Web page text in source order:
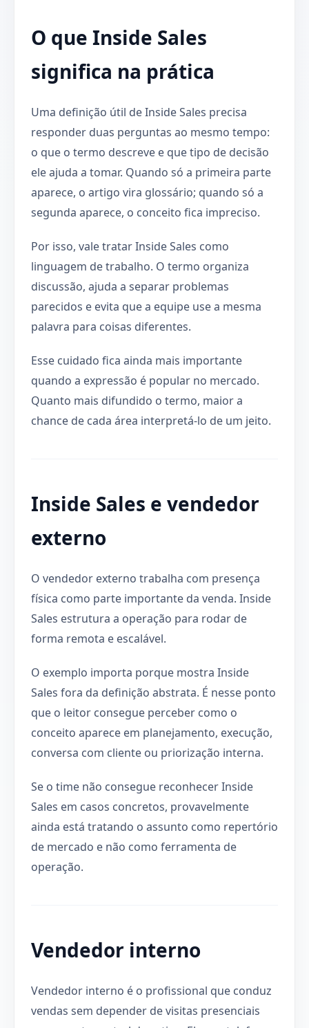
O que Inside Sales
significa na prática
Uma definição útil de Inside Sales precisa
responder duas perguntas ao mesmo tempo:
o que o termo descreve e que tipo de decisão
ele ajuda a tomar. Quando só a primeira parte
aparece, o artigo vira glossário; quando só a
segunda aparece, o conceito fica impreciso.
Por isso, vale tratar Inside Sales como
linguagem de trabalho. O termo organiza
discussão, ajuda a separar problemas
parecidos e evita que a equipe use a mesma
palavra para coisas diferentes.
Esse cuidado fica ainda mais importante
quando a expressão é popular no mercado.
Quanto mais difundido o termo, maior a
chance de cada área interpretá-lo de um jeito.
Inside Sales e vendedor
externo
O vendedor externo trabalha com presença
física como parte importante da venda. Inside
Sales estrutura a operação para rodar de
forma remota e escalável.
O exemplo importa porque mostra Inside
Sales fora da definição abstrata. É nesse ponto
que o leitor consegue perceber como o
conceito aparece em planejamento, execução,
conversa com cliente ou priorização interna.
Se o time não consegue reconhecer Inside
Sales em casos concretos, provavelmente
ainda está tratando o assunto como repertório
de mercado e não como ferramenta de
operação.
Vendedor interno
Vendedor interno é o profissional que conduz
vendas sem depender de visitas presenciais